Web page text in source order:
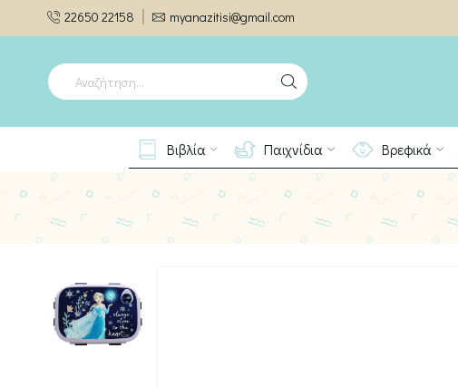
22650 22158 myanazitisi@gmail.com
Βιβλία Παιχνίδια Βρεφικά